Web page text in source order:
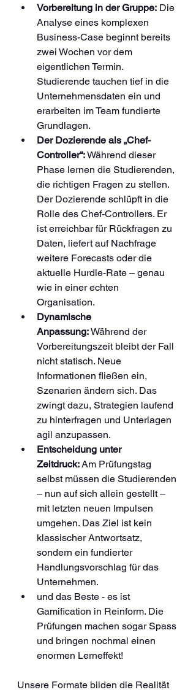
Vorbereitung in der Gruppe: Die
Analyse eines komplexen
Business-Case beginnt bereits
zwei Wochen vor dem
eigentlichen Termin.
Studierende tauchen tief in die
Unternehmensdaten ein und
erarbeiten im Team fundierte
Grundlagen.
Der Dozierende als „Chef-
Controller“: Während dieser
Phase lernen die Studierenden,
die richtigen Fragen zu stellen.
Der Dozierende schlüpft in die
Rolle des Chef-Controllers. Er
ist erreichbar für Rückfragen zu
Daten, liefert auf Nachfrage
weitere Forecasts oder die
aktuelle Hurdle-Rate – genau
wie in einer echten
Organisation.
Dynamische
Anpassung: Während der
Vorbereitungszeit bleibt der Fall
nicht statisch. Neue
Informationen fließen ein,
Szenarien ändern sich. Das
zwingt dazu, Strategien laufend
zu hinterfragen und Unterlagen
agil anzupassen.
Entscheidung unter
Zeitdruck: Am Prüfungstag
selbst müssen die Studierenden
– nun auf sich allein gestellt –
mit letzten neuen Impulsen
umgehen. Das Ziel ist kein
klassischer Antwortsatz,
sondern ein fundierter
Handlungsvorschlag für das
Unternehmen.
und das Beste - es ist
Gamification in Reinform. Die
Prüfungen machen sogar Spass
und bringen nochmal einen
enormen Lerneffekt!
Unsere Formate bilden die Realität